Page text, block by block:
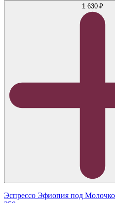
1 630 ₽
Эспрессо Эфиопия под Молочко